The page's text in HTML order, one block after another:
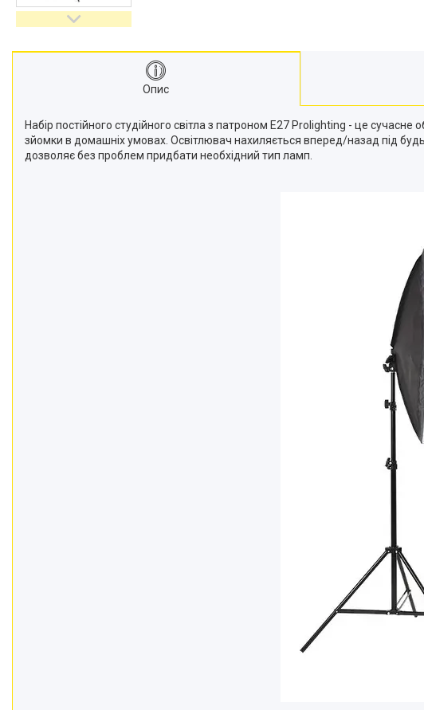
відеокамер
Стедіками, стабілізатори
Моноподи
Лінзи-об'єктиви для
Оптика для спостережень
Сумки для студійного
Опис
Набір постійного студійного світла з патроном Е27 Prolighting - це
зйомки в домашніх умовах. Освітлювач нахиляється вперед/назад під
дозволяє без проблем придбати необхідний тип ламп.